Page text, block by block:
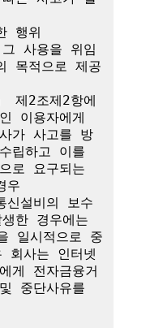
행위
사용을 위임
목적으로 제공
제2조제2항에
이용자에게
가 사고를 방
립하고 이를
로 요구되는
우
설비의 보수
한 경우에는
일시적으로 중
사는 인터넷
게 전자금융거
중단사유를